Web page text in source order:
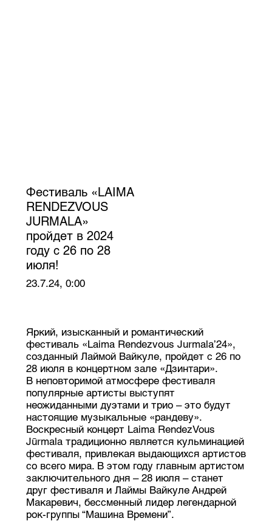
Фестиваль «LAIMA
RENDEZVOUS
JURMALA»
пройдет в 2024
году с 26 по 28
июля!
23.7.24, 0:00
Яркий, изысканный и романтический
фестиваль «Laima Rendezvous Jurmala’24»,
созданный Лаймой Вайкуле, пройдет с 26 по
28 июля в концертном зале «Дзинтари».
В неповторимой атмосфере фестиваля
популярные артисты выступят
неожиданными дуэтами и трио – это будут
настоящие музыкальные «рандеву».
Воскресный концерт Laima RendezVous
Jūrmala традиционно является кульминацией
фестиваля, привлекая выдающихся артистов
со всего мира. В этом году главным артистом
заключительного дня – 28 июля – станет
друг фестиваля и Лаймы Вайкуле Андрей
Макаревич, бессменный лидер легендарной
рок-группы “Машина Времени”.